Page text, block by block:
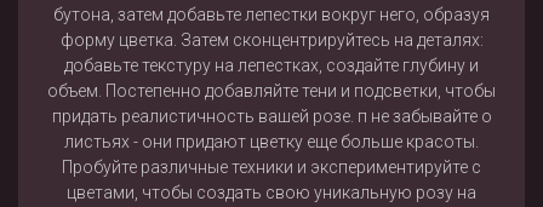
бутона, затем добавьте лепестки вокруг него, образуя
форму цветка. Затем сконцентрируйтесь на деталях:
добавьте текстуру на лепестках, создайте глубину и
объем. Постепенно добавляйте тени и подсветки, чтобы
придать реалистичность вашей розе. п не забывайте о
листьях - они придают цветку еще больше красоты.
Пробуйте различные техники и экспериментируйте с
цветами, чтобы создать свою уникальную розу на